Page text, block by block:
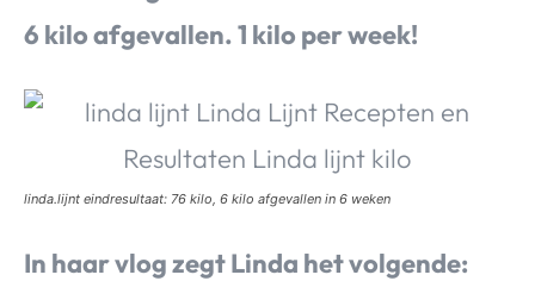
6 kilo afgevallen. 1 kilo per week!
linda.lijnt eindresultaat: 76 kilo, 6 kilo afgevallen in 6 weken
In haar vlog zegt Linda het volgende: